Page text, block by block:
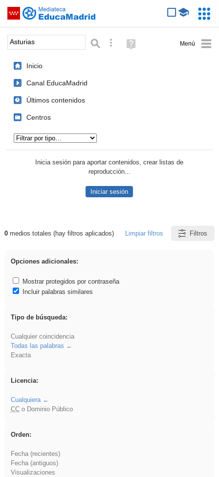
Saltar navegación
Palabra o frase: Búsqueda avanzada
Ayuda
(en
Inicio
Canal EducaMadrid
Últimos contenidos
Centros
Inicia sesión para aportar contenidos, crear listas de
reproducción...
Iniciar sesión
Resultados de: Asturias
0medios totales (hay filtros aplicados) Limpiar filtros Filtros
Opciones adicionales:
Mostrar protegidos por contraseña
Incluir palabras similares
Tipo de búsqueda:
Cualquier coincidencia
Todas las palabras
Exacta
Licencia:
Cualquiera
CCo Dominio Público
Orden:
Fecha (recientes)
Fecha (antiguos)
Visualizaciones